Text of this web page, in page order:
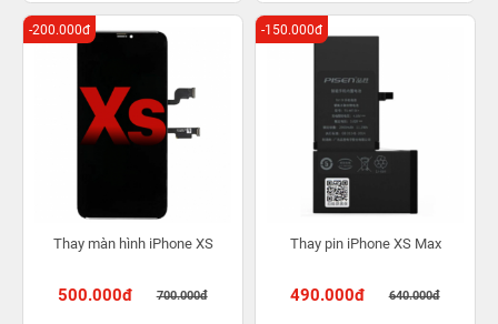
Thay màn hình iPhone XS
500.000đ 700.000đ
-200.000đ
Thay pin iPhone XS Max
490.000đ 640.000đ
-150.000đ